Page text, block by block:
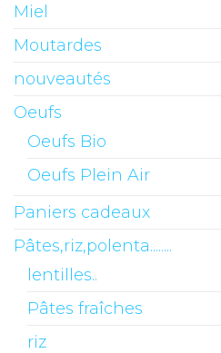
Miel
Moutardes
nouveautés
Oeufs
Oeufs Bio
Oeufs Plein Air
Paniers cadeaux
Pâtes,riz,polenta........
lentilles..
Pâtes fraîches
riz